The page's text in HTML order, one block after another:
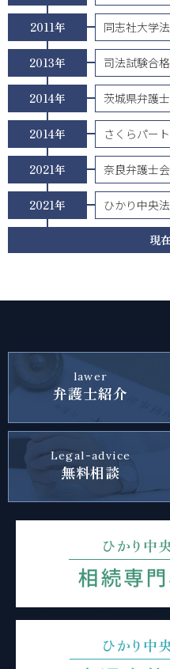
2011年 同志社大学
2013年 司法試験合格
2014年 茨城県弁護
2014年 さくらパー
2021年 奈良弁護士
2021年 ひかり中央
現
lawer
弁護士紹介
Legal-advice
無料相談